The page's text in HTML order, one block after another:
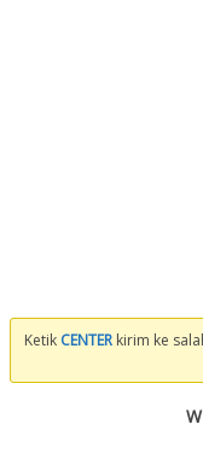
Ketik CENTER kirim ke